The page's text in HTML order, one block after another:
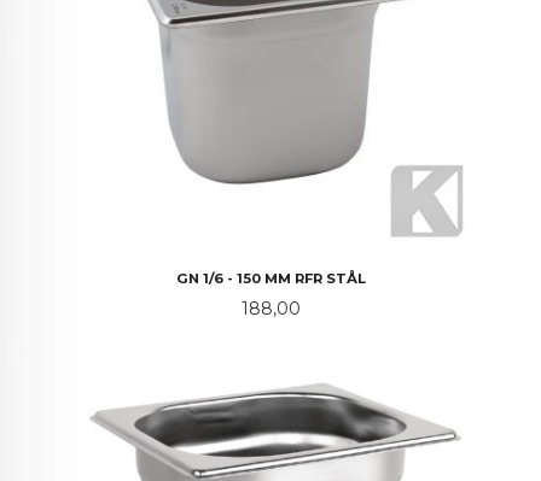
GN 1/6 - 150 MM RFR STÅL
Pris
188,00